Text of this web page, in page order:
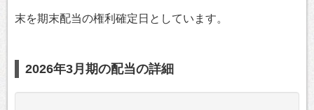
末を期末配当の権利確定日としています。
2026年3月期の配当の詳細